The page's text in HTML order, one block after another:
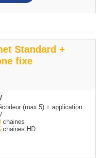
Standard +
fixe
(max 5) + application
chaines
chaines HD